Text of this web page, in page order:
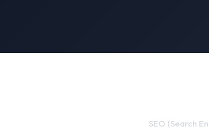
SEO (Search